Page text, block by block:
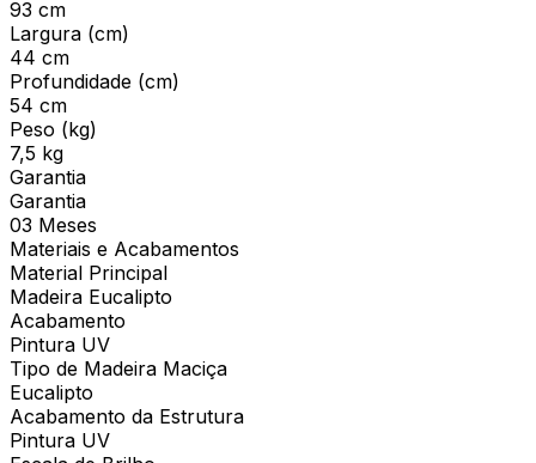
93 cm
Largura (cm)
44 cm
Profundidade (cm)
54 cm
Peso (kg)
7,5 kg
Garantia
Garantia
03 Meses
Materiais e Acabamentos
Material Principal
Madeira Eucalipto
Acabamento
Pintura UV
Tipo de Madeira Maciça
Eucalipto
Acabamento da Estrutura
Pintura UV